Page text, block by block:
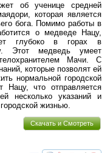
об ученице средней
которая является
бога. Помимо работы в
о медведе Нацу,
глубоко в горах в
Этот медведь умеет
Мачи. С
которые позволят ей
нормальной городской
что отправляется
несколько указаний и
жизнью.
Скачать и Смотреть